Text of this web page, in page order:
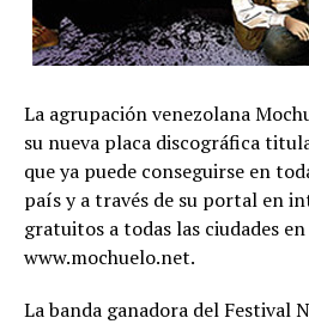
La agrupación venezolana
su nueva placa discográfica
que ya puede conseguirse en
país y a través de su portal en
gratuitos a todas las ciudades
www.mochuelo.net.
La banda ganadora del Festival